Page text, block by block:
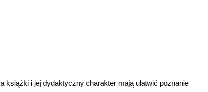
i jej dydaktyczny charakter mają ułatwić poznanie